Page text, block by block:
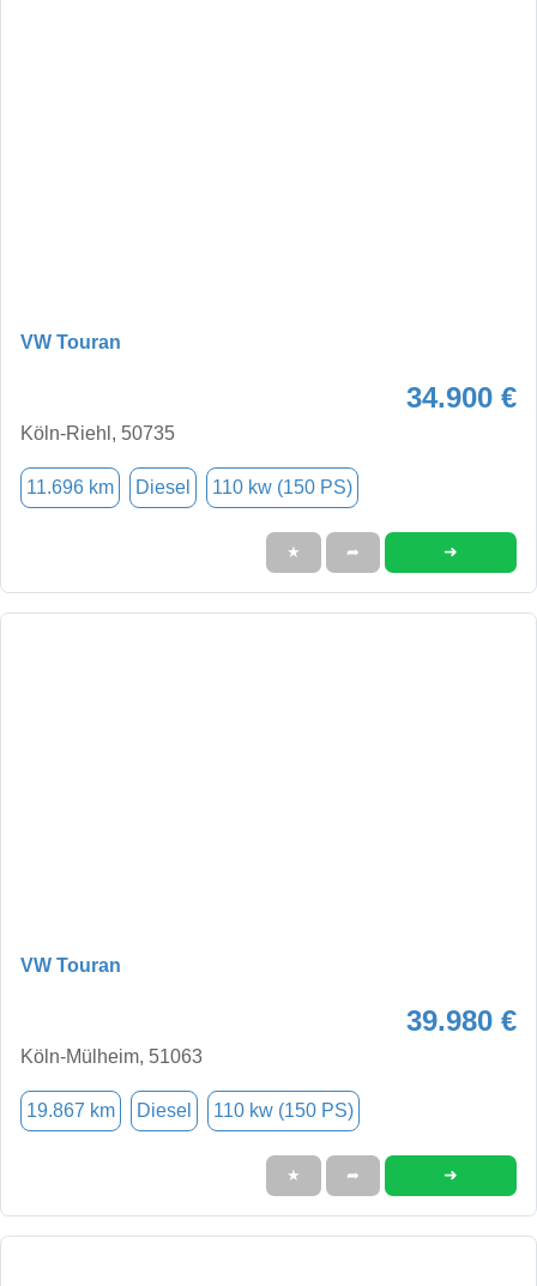
VW Touran
34.900 €
Köln-Riehl, 50735
11.696 km Diesel 110 kw (150 PS)
★ ➦ ➜
VW Touran
39.980 €
Köln-Mülheim, 51063
19.867 km Diesel 110 kw (150 PS)
★ ➦ ➜